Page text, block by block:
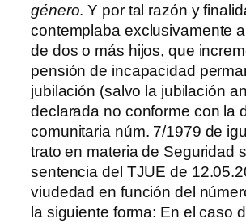
género. Y por tal razón y
contemplaba exclusivamente
de dos o más hijos, que
pensión de incapacidad
jubilación (salvo la jubilación
declarada no conforme con la
comunitaria núm. 7/1979 de
trato en materia de Seguridad
sentencia del TJUE de
viudedad en función del
la siguiente forma: En el caso